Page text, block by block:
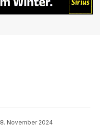
8. November 2024